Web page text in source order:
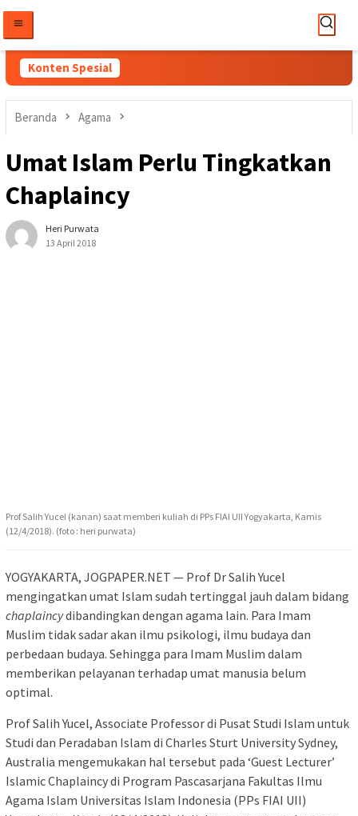
konten
Konten Spesial
Beranda Agama
Umat Islam Perlu Tingkatkan
Chaplaincy
Heri Purwata
13 April 2018
Prof Salih Yucel (kanan) saat memberi kuliah di PPs FIAI UII Yogyakarta, Kamis
(12/4/2018). (foto : heri purwata)
YOGYAKARTA, JOGPAPER.NET — Prof Dr Salih Yucel
mengingatkan umat Islam sudah tertinggal jauh dalam bidang
chaplaincydibandingkan dengan agama lain. Para Imam
Muslim tidak sadar akan ilmu psikologi, ilmu budaya dan
perbedaan budaya. Sehingga para Imam Muslim dalam
memberikan pelayanan terhadap umat manusia belum
optimal.
Prof Salih Yucel, Associate Professor di Pusat Studi Islam untuk
Studi dan Peradaban Islam di Charles Sturt University Sydney,
Australia mengemukakan hal tersebut pada ‘Guest Lecturer’
Islamic Chaplaincy di Program Pascasarjana Fakultas Ilmu
Agama Islam Universitas Islam Indonesia (PPs FIAI UII)